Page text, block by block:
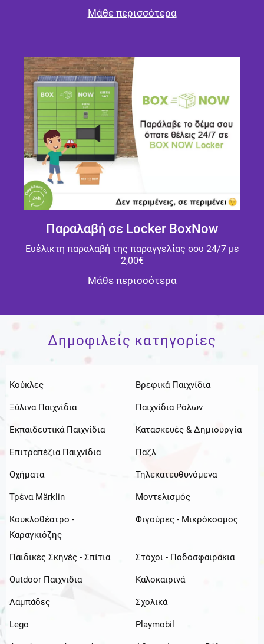
Μάθε περισσότερα
Παραλαβή σε Locker BoxNow
Ευέλικτη παραλαβή της παραγγελίας σου 24/7 με
2,00€
Μάθε περισσότερα
Δημοφιλείς κατηγορίες
Κούκλες Βρεφικά Παιχνίδια
Ξύλινα Παιχνίδια Παιχνίδια Ρόλων
Εκπαιδευτικά Παιχνίδια Κατασκευές & Δημιουργία
Επιτραπέζια Παιχνίδια Παζλ
Οχήματα Τηλεκατευθυνόμενα
Τρένα Märklin Μοντελισμός
Κουκλοθέατρο -
Καραγκιόζης
Φιγούρες - Μικρόκοσμος
Παιδικές Σκηνές - Σπίτια Στόχοι - Ποδοσφαιράκια
Outdoor Παιχνιδια Καλοκαιρινά
Λαμπάδες Σχολικά
Lego Playmobil